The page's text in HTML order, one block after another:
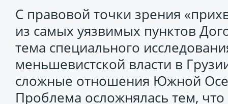
С правовой точки зрения
из самых уязвимых пунктов
тема специального
меньшевистской власти в
сложные отношения Южной
Проблема осложнялась тем,